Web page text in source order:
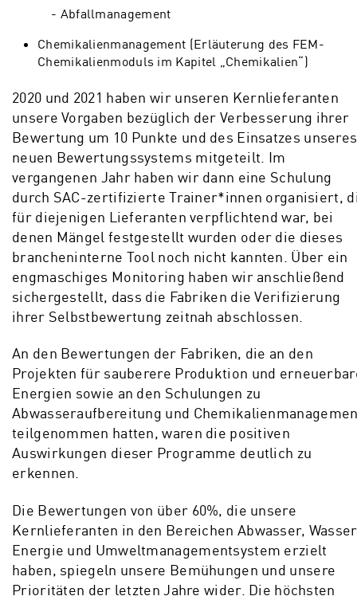
Abfallmanagement
Chemikalienmanagement (Erläuterung des FEM-
Chemikalienmoduls im Kapitel „Chemikalien“)
2020 und 2021 haben wir unseren Kernlieferanten
unsere Vorgaben bezüglich der Verbesserung ihrer
Bewertung um 10 Punkte und des Einsatzes unseres
neuen Bewertungssystems mitgeteilt. Im
vergangenen Jahr haben wir dann eine Schulung
durch SAC-zertifizierte Trainer*innen organisiert,
für diejenigen Lieferanten verpflichtend war, bei
denen Mängel festgestellt wurden oder die dieses
brancheninterne Tool noch nicht kannten. Über ein
engmaschiges Monitoring haben wir anschließend
sichergestellt, dass die Fabriken die Verifizierung
ihrer Selbstbewertung zeitnah abschlossen.
An den Bewertungen der Fabriken, die an den
Projekten für sauberere Produktion und
Energien sowie an den Schulungen zu
Abwasseraufbereitung und
teilgenommen hatten, waren die positiven
Auswirkungen dieser Programme deutlich zu
erkennen.
Die Bewertungen von über 60%, die unsere
Kernlieferanten in den Bereichen Abwasser,
Energie und Umweltmanagementsystem erzielt
haben, spiegeln unsere Bemühungen und unsere
Prioritäten der letzten Jahre wider. Die höchsten